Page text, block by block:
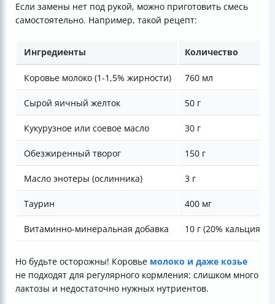
Если замены нет под рукой, можно приготовить смесь
самостоятельно. Например, такой рецепт:
Ингредиенты Количество
Коровье молоко (1-1,5% жирности) 760 мл
Сырой яичный желток 50 г
Кукурузное или соевое масло 30 г
Обезжиренный творог 150 г
Масло энотеры (ослинника) 3 г
Таурин 400 мг
Витаминно-минеральная добавка 10 г (20% кальция)
Но будьте осторожны! Коровье молоко и даже козье
не подходят для регулярного кормления: слишком много
лактозы и недостаточно нужных нутриентов.